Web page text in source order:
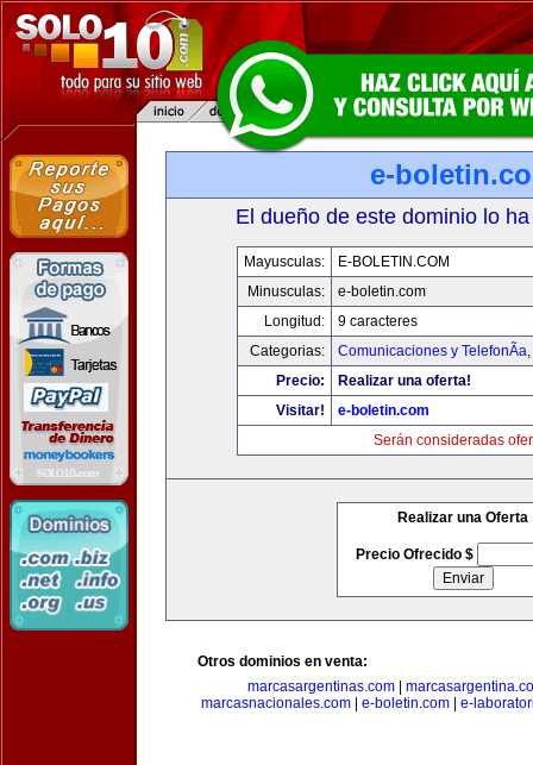
e-
El dueño de este dominio lo
Mayusculas:
E-BOLETIN.COM
Minusculas:
e-boletin.com
Longitud:
9 caracteres
Categorias:
Comunicaciones y TelefonÃ­a,
Precio:
Realizar una oferta!
Visitar!
e-boletin.com
Serán consideradas
Realizar una Oferta
Precio Ofrecido $
Otros dominios en venta:
marcasargentinas.com
marcasnacionales.com| e-boletin.com| e-